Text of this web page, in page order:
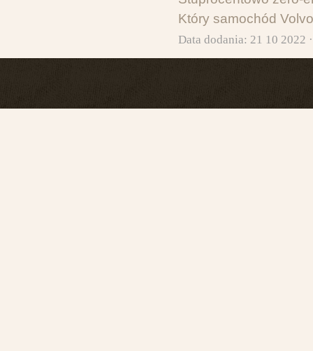
Który samochód
Data dodania: 21 10 2022